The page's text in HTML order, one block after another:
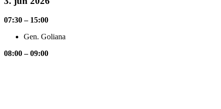
07:30 – 15:00
Gen. Goliana
08:00 – 09:00